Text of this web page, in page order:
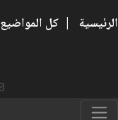
الرئيسية | كل المواضيع